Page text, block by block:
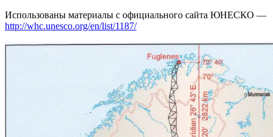
Использованы материалы с официального сайта ЮНЕСКО —
http://whc.unesco.org/en/list/1187/